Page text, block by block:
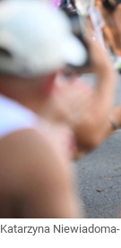
Katarzyna